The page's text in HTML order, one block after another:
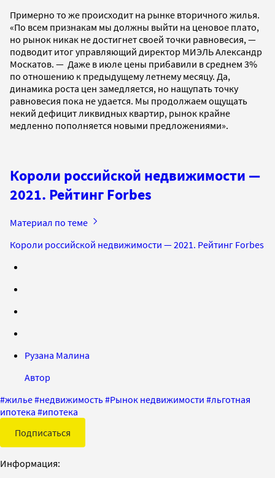
Примерно то же происходит на рынке вторичного жилья.
«По всем признакам мы должны выйти на ценовое плато,
но рынок никак не достигнет своей точки равновесия, —
подводит итог управляющий директор МИЭЛЬ Александр
Москатов. — Даже в июле цены прибавили в среднем 3%
по отношению к предыдущему летнему месяцу. Да,
динамика роста цен замедляется, но нащупать точку
равновесия пока не удается. Мы продолжаем ощущать
некий дефицит ликвидных квартир, рынок крайне
медленно пополняется новыми предложениями».
Короли российской недвижимости —
2021. Рейтинг Forbes
Материал по теме
Короли российской недвижимости — 2021. Рейтинг Forbes
Рузана Малина
Автор
#жилье#недвижимость#Рынок недвижимости #льготная
ипотека #ипотека
Подписаться
Информация: